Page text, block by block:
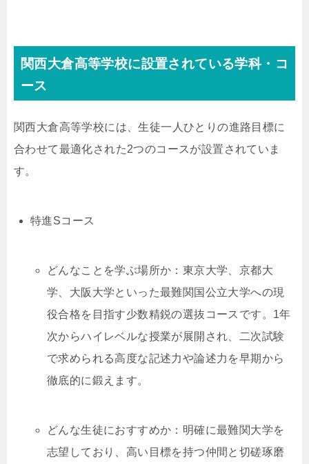
関西大倉高等学校に設置されている学科・コ
ース
関西大倉高等学校には、生徒一人ひとりの進路目標に
合わせて最適化された2つのコースが設置されていま
す。
特進Sコース
どんなことを学ぶ場所か：東京大学、京都大
学、大阪大学といった最難関国公立大学への現
役合格を目指す少数精鋭の選抜コースです。1年
次からハイレベルな授業が展開され、二次試験
で求められる高度な記述力や論述力を早期から
徹底的に鍛えます。
どんな生徒におすすめか：明確に最難関大学を
志望しており、高い目標を持つ仲間と切磋琢磨